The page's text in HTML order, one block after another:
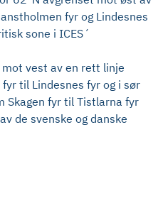
fyr og Lindesnes
sone i ICES´
vest av en rett linje
til Lindesnes fyr og i sør
Skagen fyr til Tistlarna fyr
de svenske og danske